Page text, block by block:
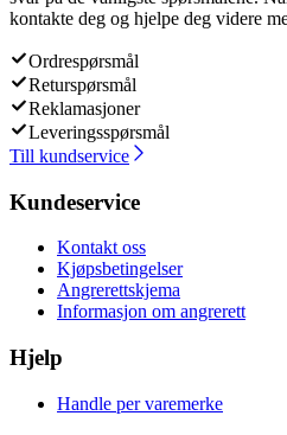
kontakte deg og hjelpe deg videre
Ordrespørsmål
Returspørsmål
Reklamasjoner
Leveringsspørsmål
Till kundservice
Kundeservice
Kontakt oss
Kjøpsbetingelser
Angrerettskjema
Informasjon om angrerett
Hjelp
Handle per varemerke